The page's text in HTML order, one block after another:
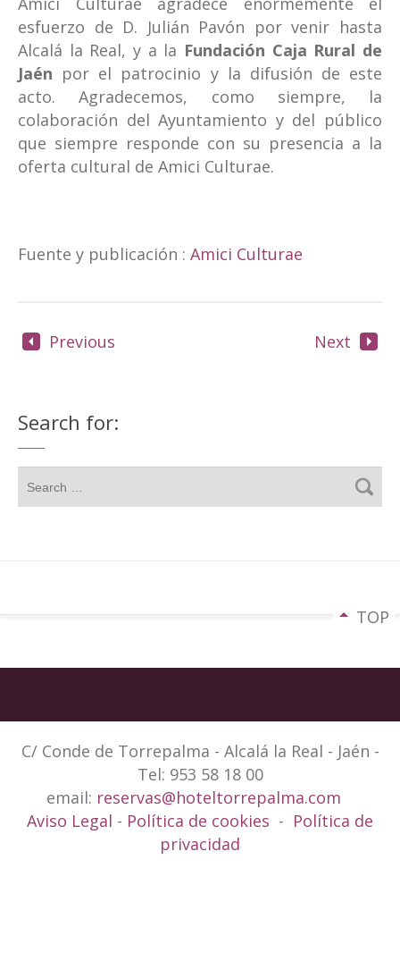
esfuerzo de D. Julián Pavón por venir hasta
Alcalá la Real, y a la Fundación Caja Rural de
Jaén por el patrocinio y la difusión de este
acto. Agradecemos, como siempre, la
colaboración del Ayuntamiento y del público
que siempre responde con su presencia a la
oferta cultural de Amici Culturae.
Fuente y publicación : Amici Culturae
Previous Next
Search for:
TOP
C/ Conde de Torrepalma - Alcalá la Real - Jaén -
Tel: 953 58 18 00
email: reservas@hoteltorrepalma.com
Aviso Legal - Política de cookies - Política de
privacidad